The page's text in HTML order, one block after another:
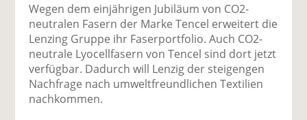
uf
F
ac
e
b
o
wi
tt
er
n
uf
Li
n
k
e
di
E
m
ai
l
v
ck
n
Wegen dem einjährigen Jubiläum von CO2-
neutralen Fasern der Marke Tencel erweitert die
Lenzing Gruppe ihr Faserportfolio. Auch CO2-
neutrale Lyocellfasern von Tencel sind dort jetzt
verfügbar. Dadurch will Lenzig der steigengen
Nachfrage nach umweltfreundlichen Textilien
nachkommen.